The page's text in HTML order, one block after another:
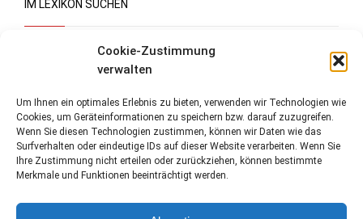
Cookie-Zustimmung
verwalten
Um Ihnen ein optimales Erlebnis zu bieten, verwenden wir Technologien wie
Cookies, um Geräteinformationen zu speichern bzw. darauf zuzugreifen.
Wenn Sie diesen Technologien zustimmen, können wir Daten wie das
Surfverhalten oder eindeutige IDs auf dieser Website verarbeiten. Wenn Sie
Ihre Zustimmung nicht erteilen oder zurückziehen, können bestimmte
Merkmale und Funktionen beeinträchtigt werden.
IM LEXIKON SUCHEN